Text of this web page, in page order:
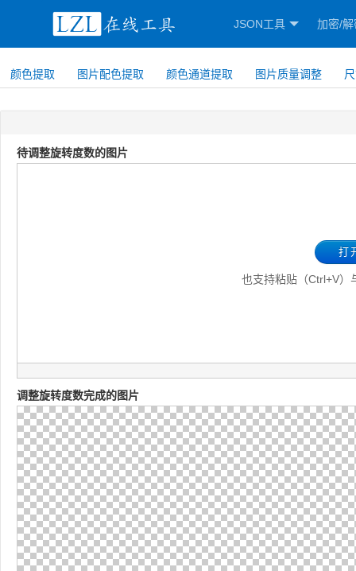
JSON工具 加密/解
颜色提取 图片配色提取 颜色通道提取 图片质量调整
待调整旋转度数的图片
打
也支持粘贴（Ctrl+V）
调整旋转度数完成的图片